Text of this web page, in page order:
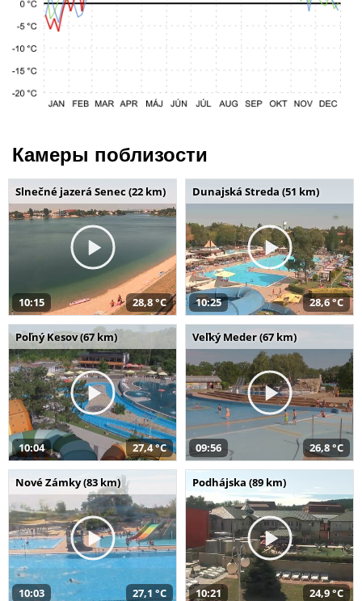
Камеры поблизости
Slnečné jazerá Senec (22 km)
10:15 28,8 °C
Dunajská Streda (51 km)
10:25 28,6 °C
Poľný Kesov (67 km)
10:04 27,4 °C
Veľký Meder (67 km)
09:56 26,8 °C
Nové Zámky (83 km)
10:03 27,1 °C
Podhájska (89 km)
10:21 24,9 °C